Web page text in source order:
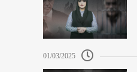
01/03/2025